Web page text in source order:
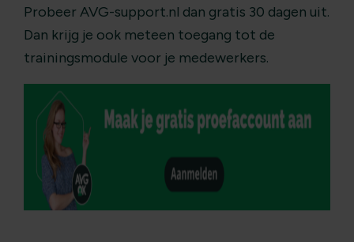
Probeer AVG-support.nl dan gratis 30 dagen uit.
Dan krijg je ook meteen toegang tot de
trainingsmodule voor je medewerkers.